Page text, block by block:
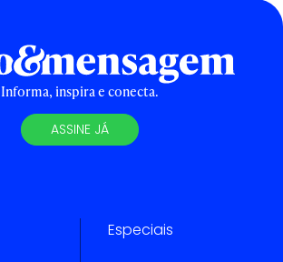
Informa, inspira e conecta.
ASSINE JÁ
Especiais